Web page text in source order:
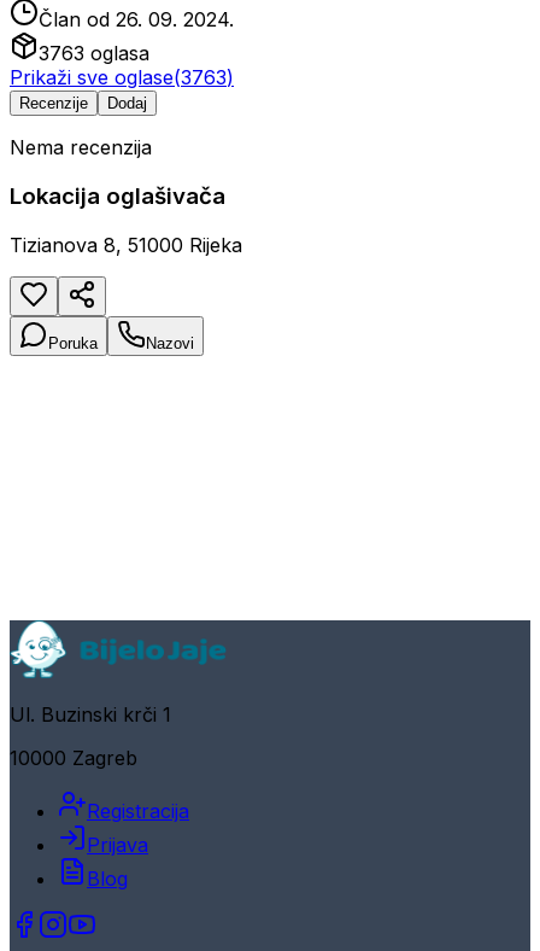
Član od 26. 09. 2024.
3763 oglasa
Prikaži sve oglase(3763)
Recenzije Dodaj
Nema recenzija
Lokacija oglašivača
Tizianova 8, 51000 Rijeka
Poruka Nazovi
Ul. Buzinski krči 1
10000 Zagreb
Registracija
Prijava
Blog